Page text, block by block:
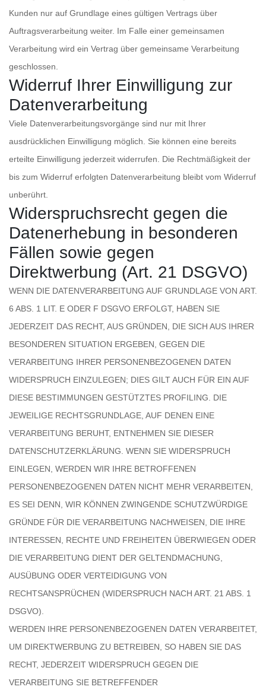
Kunden nur auf Grundlage eines gültigen Vertrags über
Auftragsverarbeitung weiter. Im Falle einer gemeinsamen
Verarbeitung wird ein Vertrag über gemeinsame Verarbeitung
geschlossen.
Widerruf Ihrer Einwilligung zur
Datenverarbeitung
Viele Datenverarbeitungsvorgänge sind nur mit Ihrer
ausdrücklichen Einwilligung möglich. Sie können eine bereits
erteilte Einwilligung jederzeit widerrufen. Die Rechtmäßigkeit der
bis zum Widerruf erfolgten Datenverarbeitung bleibt vom Widerruf
unberührt.
Widerspruchsrecht gegen die
Datenerhebung in besonderen
Fällen sowie gegen
Direktwerbung (Art. 21 DSGVO)
WENN DIE DATENVERARBEITUNG AUF GRUNDLAGE VON ART.
6 ABS. 1 LIT. E ODER F DSGVO ERFOLGT, HABEN SIE
JEDERZEIT DAS RECHT, AUS GRÜNDEN, DIE SICH AUS IHRER
BESONDEREN SITUATION ERGEBEN, GEGEN DIE
VERARBEITUNG IHRER PERSONENBEZOGENEN DATEN
WIDERSPRUCH EINZULEGEN; DIES GILT AUCH FÜR EIN AUF
DIESE BESTIMMUNGEN GESTÜTZTES PROFILING. DIE
JEWEILIGE RECHTSGRUNDLAGE, AUF DENEN EINE
VERARBEITUNG BERUHT, ENTNEHMEN SIE DIESER
DATENSCHUTZERKLÄRUNG. WENN SIE WIDERSPRUCH
EINLEGEN, WERDEN WIR IHRE BETROFFENEN
PERSONENBEZOGENEN DATEN NICHT MEHR VERARBEITEN,
ES SEI DENN, WIR KÖNNEN ZWINGENDE SCHUTZWÜRDIGE
GRÜNDE FÜR DIE VERARBEITUNG NACHWEISEN, DIE IHRE
INTERESSEN, RECHTE UND FREIHEITEN ÜBERWIEGEN ODER
DIE VERARBEITUNG DIENT DER GELTENDMACHUNG,
AUSÜBUNG ODER VERTEIDIGUNG VON
RECHTSANSPRÜCHEN (WIDERSPRUCH NACH ART. 21 ABS. 1
DSGVO).
WERDEN IHRE PERSONENBEZOGENEN DATEN VERARBEITET,
UM DIREKTWERBUNG ZU BETREIBEN, SO HABEN SIE DAS
RECHT, JEDERZEIT WIDERSPRUCH GEGEN DIE
VERARBEITUNG SIE BETREFFENDER